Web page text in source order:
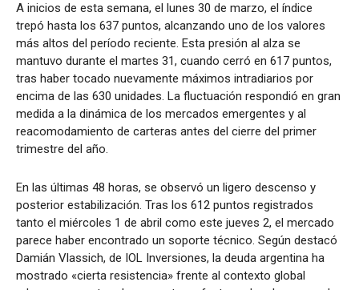
A inicios de esta semana, el lunes 30 de marzo, el índice
trepó hasta los 637 puntos, alcanzando uno de los valores
más altos del período reciente. Esta presión al alza se
mantuvo durante el martes 31, cuando cerró en 617 puntos,
tras haber tocado nuevamente máximos intradiarios por
encima de las 630 unidades. La fluctuación respondió en gran
medida a la dinámica de los mercados emergentes y al
reacomodamiento de carteras antes del cierre del primer
trimestre del año.
En las últimas 48 horas, se observó un ligero descenso y
posterior estabilización. Tras los 612 puntos registrados
tanto el miércoles 1 de abril como este jueves 2, el mercado
parece haber encontrado un soporte técnico. Según destacó
Damián Vlassich, de IOL Inversiones, la deuda argentina ha
mostrado «cierta resistencia» frente al contexto global